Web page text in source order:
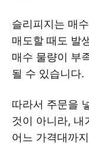
슬리피지는 매
매도할 때도 발
매수 물량이 부
될 수 있습니다.
따라서 주문을
것이 아니라, 내
어느 가격대까